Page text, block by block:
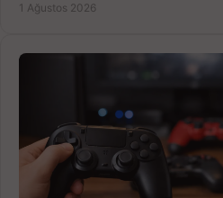
1 Ağustos 2026